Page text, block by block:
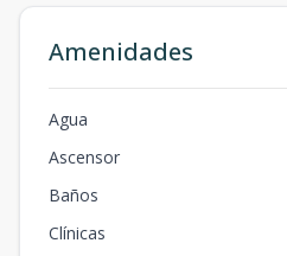
Amenidades
Agua
Ascensor
Baños
Clínicas